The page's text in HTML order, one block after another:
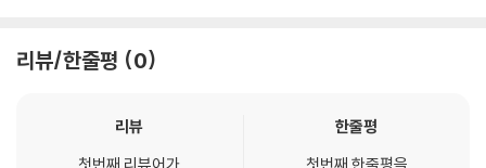
리뷰/한줄평 0
리뷰
한줄평